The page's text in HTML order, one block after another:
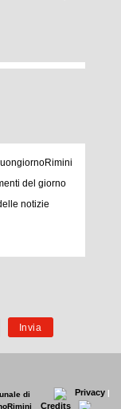
del giorno
notizie
di
Privacy |
Credits